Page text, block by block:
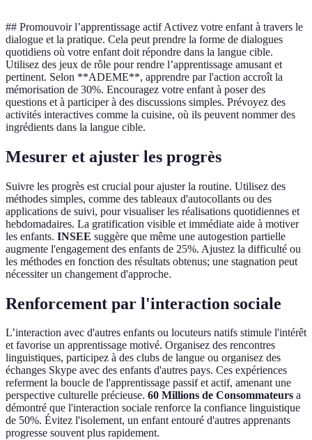
## Promouvoir l’apprentissage actif Activez votre enfant à travers le
dialogue et la pratique. Cela peut prendre la forme de dialogues
quotidiens où votre enfant doit répondre dans la langue cible.
Utilisez des jeux de rôle pour rendre l’apprentissage amusant et
pertinent. Selon **ADEME**, apprendre par l'action accroît la
mémorisation de 30%. Encouragez votre enfant à poser des
questions et à participer à des discussions simples. Prévoyez des
activités interactives comme la cuisine, où ils peuvent nommer des
ingrédients dans la langue cible.
Mesurer et ajuster les progrès
Suivre les progrès est crucial pour ajuster la routine. Utilisez des
méthodes simples, comme des tableaux d'autocollants ou des
applications de suivi, pour visualiser les réalisations quotidiennes et
hebdomadaires. La gratification visible et immédiate aide à motiver
les enfants. INSEE suggère que même une autogestion partielle
augmente l'engagement des enfants de 25%. Ajustez la difficulté ou
les méthodes en fonction des résultats obtenus; une stagnation peut
nécessiter un changement d'approche.
Renforcement par l'interaction sociale
L’interaction avec d'autres enfants ou locuteurs natifs stimule l'intérêt
et favorise un apprentissage motivé. Organisez des rencontres
linguistiques, participez à des clubs de langue ou organisez des
échanges Skype avec des enfants d'autres pays. Ces expériences
referment la boucle de l'apprentissage passif et actif, amenant une
perspective culturelle précieuse. 60 Millions de Consommateurs a
démontré que l'interaction sociale renforce la confiance linguistique
de 50%. Évitez l'isolement, un enfant entouré d'autres apprenants
progresse souvent plus rapidement.